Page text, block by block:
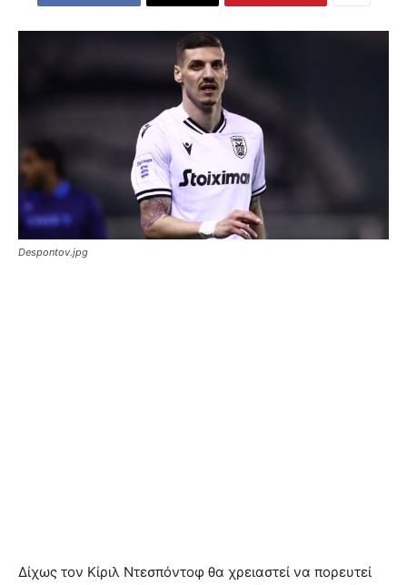
Despontov.jpg
Δίχως τον Κίριλ Ντεσπόντοφ θα χρειαστεί να πορευτεί